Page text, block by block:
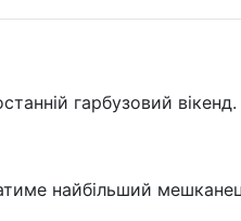
гарбузовий вікенд.
найбільший